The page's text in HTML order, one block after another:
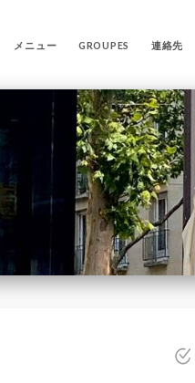
メニュー GROUPES 連絡先